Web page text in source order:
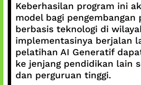
Keberhasilan program ini
model bagi pengembangan
berbasis teknologi di
implementasinya berjalan
pelatihan AI Generatif
ke jenjang pendidikan lain
dan perguruan tinggi.